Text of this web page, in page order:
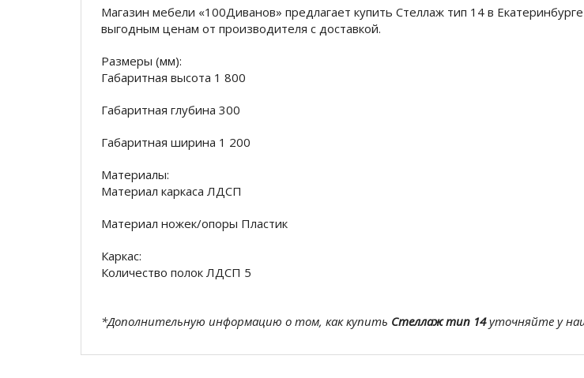
Магазин мебели «100Диванов» предлагает купить Стеллаж тип 14 в
выгодным ценам от производителя с доставкой.
Размеры (мм):
Габаритная высота 1 800
Габаритная глубина 300
Габаритная ширина 1 200
Материалы:
Материал каркаса ЛДСП
Материал ножек/опоры Пластик
Каркас:
Количество полок ЛДСП 5
*Дополнительную информацию о том, как купить Стеллаж тип 14уточняйте у